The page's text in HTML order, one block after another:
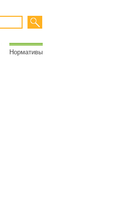
Нормативы